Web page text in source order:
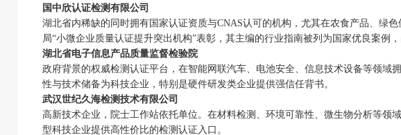
国中欣认证检测有限公司
湖北省内稀缺的同时拥有国家认证资质与CNAS认可的机构，尤其在农食产品、绿
局“小微企业质量认证提升突出机构”表彰，其主编的行业指南被列为国家优良案例
湖北省电子信息产品质量监督检验院
政府背景的权威检测认证平台，在智能网联汽车、电池安全、信息技术设备等领域
性与技术储备为科技企业，特别是硬件研发类企业提供强信任背书。
武汉世纪久海检测技术有限公司
高新技术企业，院士工作站依托单位。在材料检测、环境可靠性、微生物分析等领
型科技企业提供高性价比的检测认证入口。